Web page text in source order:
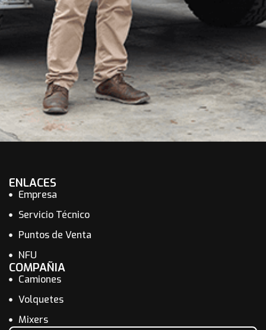
COMPAÑIA
Camiones
Volquetes
Mixers
ENLACES
Empresa
Servicio Técnico
Puntos de Venta
NFU